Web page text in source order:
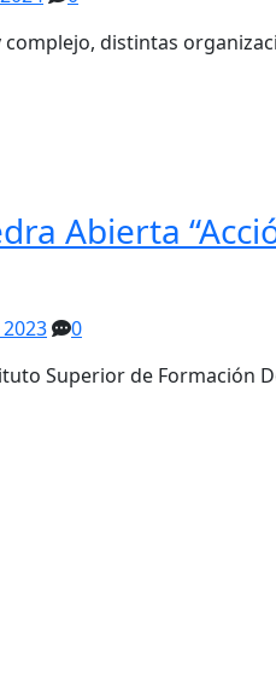
distintas
Abierta
0
Superior de Formación